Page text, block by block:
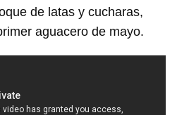
de latas y cucharas,
aguacero de mayo.